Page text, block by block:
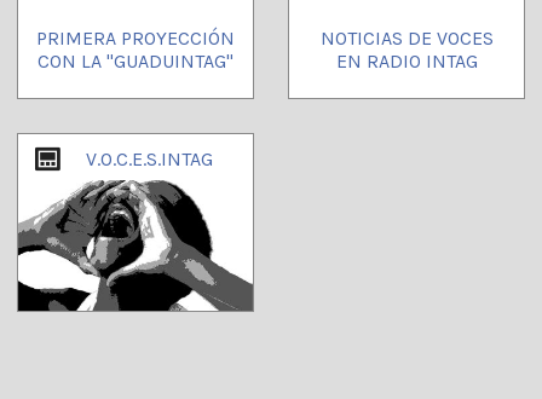
PRIMERA PROYECCIÓN
CON LA "GUADUINTAG"
NOTICIAS DE VOCES
EN RADIO INTAG
V.O.C.E.S.INTAG